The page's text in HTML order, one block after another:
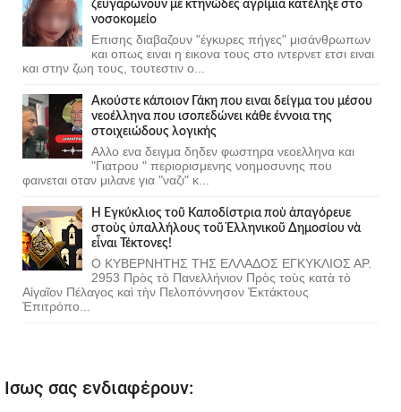
ζευγαρωνουν με κτηνώδες αγρίμια κατέληξε στο
νοσοκομείο
Επισης διαβαζουν "έγκυρες πήγες" μισάνθρωπων
και οπως ειναι η εικονα τους στο ιντερνετ ετσι ειναι
και στην ζωη τους, τουτεστιν ο...
Ακούστε κάποιον Γάκη που ειναι δείγμα του μέσου
νεοέλληνα που ισοπεδώνει κάθε έννοια της
στοιχειώδους λογικής
Αλλο ενα δειγμα δηδεν φωστηρα νεοελληνα και
"Γιατρου " περιορισμενης νοημοσυνης που
φαινεται οταν μιλανε για "ναζι" κ...
Ἡ Ἐγκύκλιος τοῦ Καποδίστρια ποὺ ἀπαγόρευε
στοὺς ὑπαλλήλους τοῦ Ἑλληνικοῦ Δημοσίου νὰ
εἶναι Τέκτονες!
Ο ΚΥΒΕΡΝΗΤΗΣ ΤΗΣ ΕΛΛΑΔΟΣ ΕΓΚΥΚΛΙΟΣ ΑΡ.
2953 Πρὸς τὸ Πανελλήνιον Πρὸς τοὺς κατὰ τὸ
Αἰγαῖον Πέλαγος καὶ τὴν Πελοπόννησον Ἐκτάκτους
Ἐπιτρόπο...